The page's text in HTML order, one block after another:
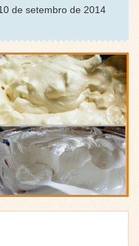
de setembro de 2014